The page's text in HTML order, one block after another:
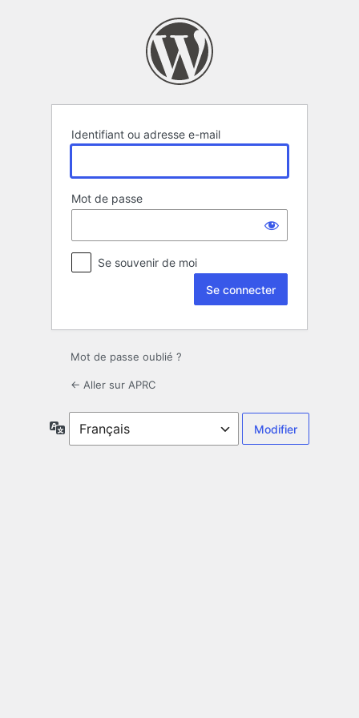
Identifiant ou adresse e-mail
Mot de passe
Se souvenir de moi
Mot de passe oublié ?
← Aller sur APRC
Langue